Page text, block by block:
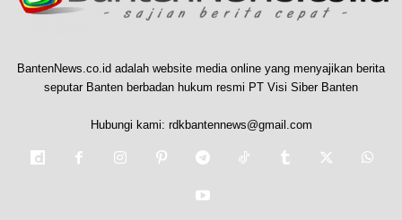
BantenNews.co.id adalah website media online yang menyajikan berita
seputar Banten berbadan hukum resmi PT Visi Siber Banten
Hubungi kami: rdkbantennews@gmail.com